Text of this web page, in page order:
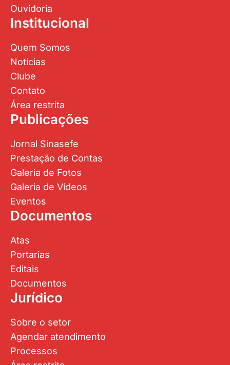
Ouvidoria
Institucional
Quem Somos
Notícias
Clube
Contato
Área restrita
Publicações
Jornal Sinasefe
Prestação de Contas
Galeria de Fotos
Galeria de Vídeos
Eventos
Documentos
Atas
Portarias
Editais
Documentos
Jurídico
Sobre o setor
Agendar atendimento
Processos